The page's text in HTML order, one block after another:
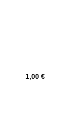
1,00€